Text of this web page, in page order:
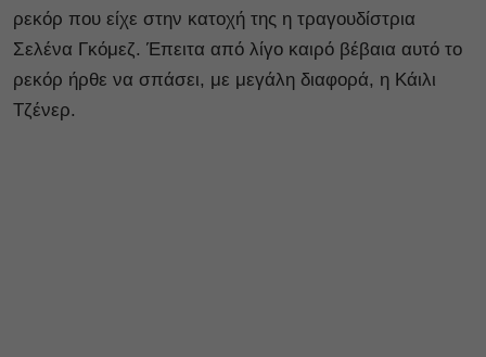
ρεκόρ που είχε στην κατοχή της η τραγουδίστρια
Σελένα Γκόμεζ. Έπειτα από λίγο καιρό βέβαια αυτό το
ρεκόρ ήρθε να σπάσει, με μεγάλη διαφορά, η Κάιλι
Τζένερ.